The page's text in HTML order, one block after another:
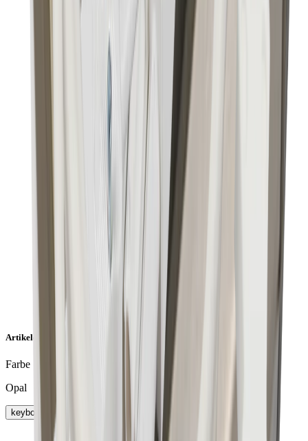
Artikeleigenschaften
Farbe
Opal
keyboard_arrow_right